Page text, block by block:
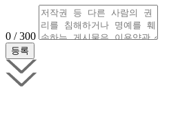
0 / 300